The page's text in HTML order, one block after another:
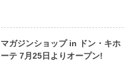
マガジンショップ in ドン・キホ
ーテ 7月25日よりオープン!